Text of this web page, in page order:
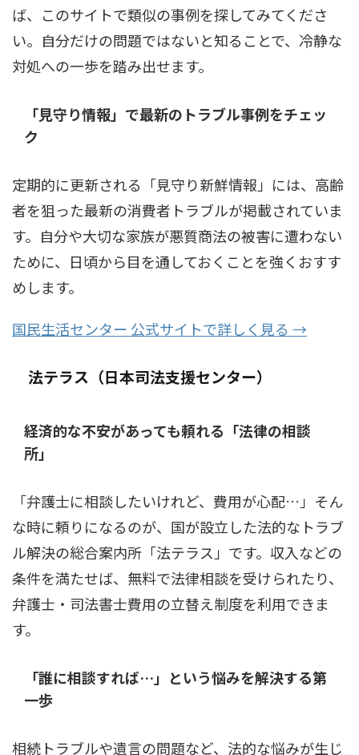
ば、このサイトで類似の事例を探してみてくださ
い。自分だけの問題ではないと知ることで、冷静な
対処への一歩を踏み出せます。
「見守り情報」で最新のトラブル事例をチェッ
ク
定期的に更新される「見守り新鮮情報」には、高齢
者を狙った最新の消費者トラブルが掲載されていま
す。自分や大切な家族が悪質商法の被害に遭わない
ために、日頃から目を通しておくことを強くおすす
めします。
国民生活センター 公式サイトで詳しく見る →
法テラス（日本司法支援センター）
経済的な不安があっても頼れる「法律の相談
所」
「弁護士に相談したいけれど、費用が心配…」そん
な時に頼りになるのが、国が設立した法的なトラブ
ル解決の総合案内所「法テラス」です。収入などの
条件を満たせば、無料で法律相談を受けられたり、
弁護士・司法書士費用の立替え制度を利用できま
す。
「誰に相談すれば…」という悩みを解決する第
一歩
相続トラブルや遺言の問題など、法的な悩みが生じ